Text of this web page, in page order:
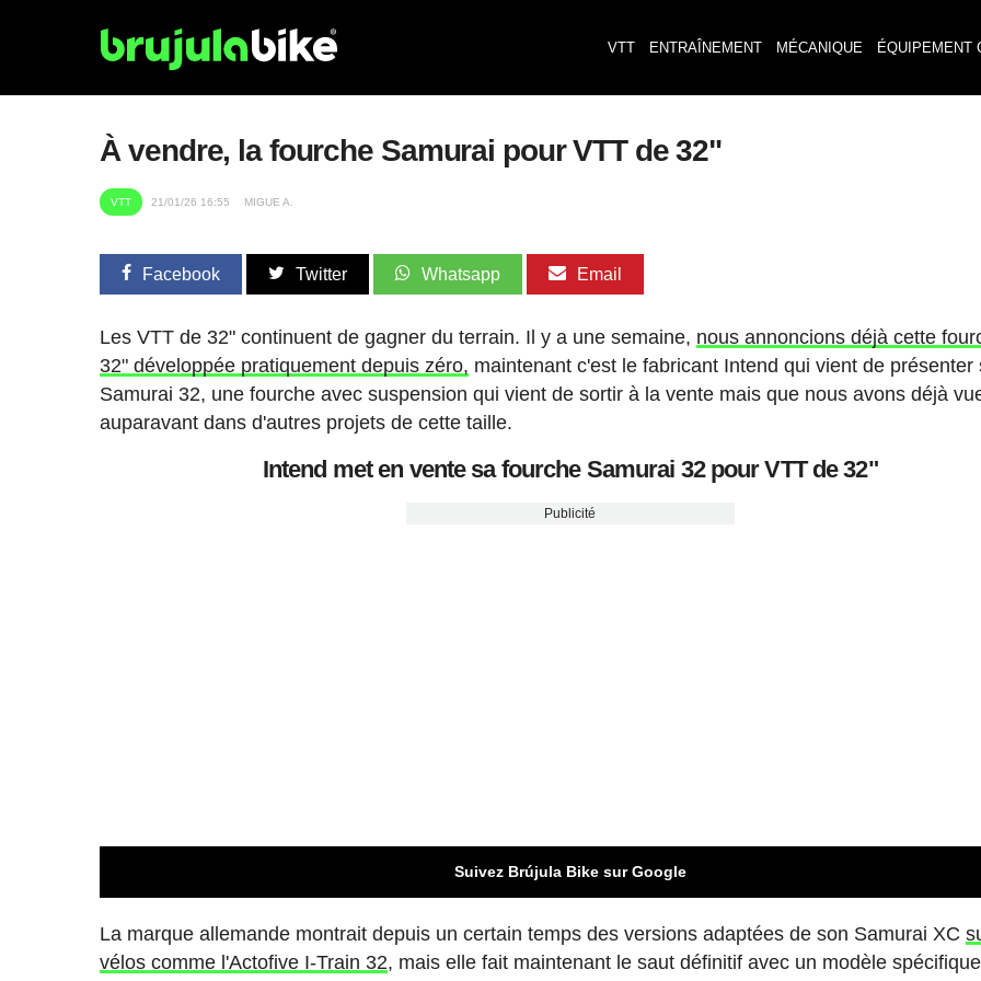
VTT ENTRAÎNEMENT MÉCANIQUE ÉQUIPEMENT
À vendre, la fourche Samurai pour VTT de 32"
VTT 21/01/26 16:55 MIGUE A.
Facebook Twitter Whatsapp Email
Les VTT de 32" continuent de gagner du terrain. Il y a une semaine, nous annoncions déjà cette
32" développée pratiquement depuis zéro, maintenant c'est le fabricant Intend qui vient de présenter
Samurai 32, une fourche avec suspension qui vient de sortir à la vente mais que nous avons déjà
auparavant dans d'autres projets de cette taille.
Intend met en vente sa fourche Samurai 32 pour VTT de 32"
Publicité
Suivez Brújula Bike sur Google
La marque allemande montrait depuis un certain temps des versions adaptées de son Samurai XC
vélos comme l'Actofive I-Train 32, mais elle fait maintenant le saut définitif avec un modèle